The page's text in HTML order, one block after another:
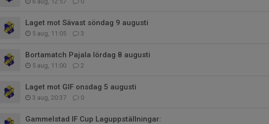
Laget mot Sävast söndag 9 augusti
5 aug, 11:05 3
Bortamatch Pajala lördag 8 augusti
5 aug, 11:00 2
Laget mot GIF onsdag 5 augusti
3 aug, 20:37 0
Gammelstad IF Cup Laguppställningar: